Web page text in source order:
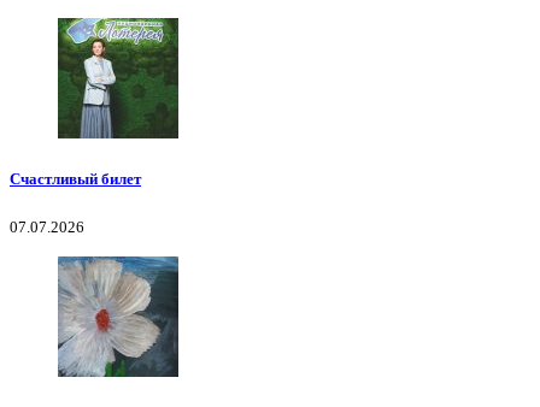
Счастливый билет
07.07.2026